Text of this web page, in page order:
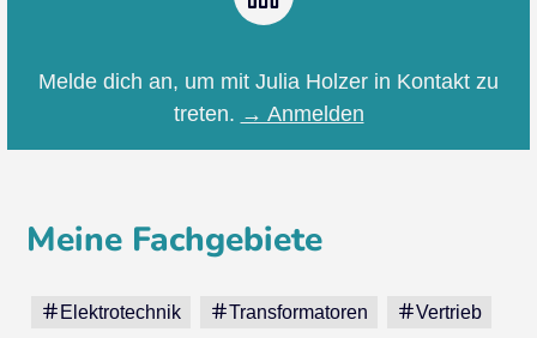
Melde dich an, um mit Julia Holzer in Kontakt zu
treten. → Anmelden
Meine Fachgebiete
Elektrotechnik Transformatoren Vertrieb